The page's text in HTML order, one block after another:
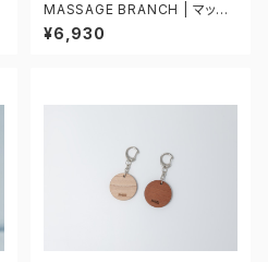
MASSAGE BRANCH | マッサ
ージウッド
¥6,930